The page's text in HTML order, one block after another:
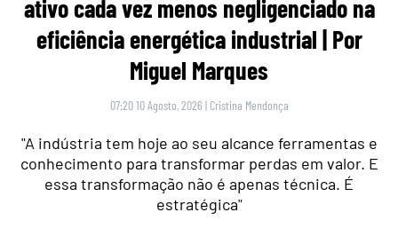
ativo cada vez menos negligenciado na
eficiência energética industrial | Por
Miguel Marques
07:20 10 Agosto, 2026 | Cristina Mendonça
"A indústria tem hoje ao seu alcance ferramentas e
conhecimento para transformar perdas em valor. E
essa transformação não é apenas técnica. É
estratégica"